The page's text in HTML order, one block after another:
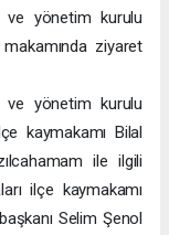
ve yönetim kurulu
ziyaret
ve yönetim kurulu
kaymakamı Bilal
ile ilgili
ilçe kaymakamı
Selim Şenol